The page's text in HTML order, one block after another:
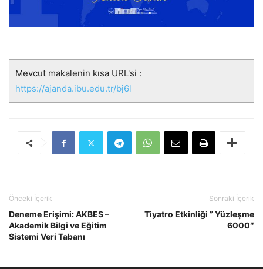
Mevcut makalenin kısa URL'si :
https://ajanda.ibu.edu.tr/bj6l
Önceki İçerik
Deneme Erişimi: AKBES –
Akademik Bilgi ve Eğitim
Sistemi Veri Tabanı
Sonraki İçerik
Tiyatro Etkinliği ” Yüzleşme
6000″